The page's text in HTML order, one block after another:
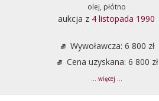
olej, płótno
aukcja z 4 listopada 1990
Wywoławcza: 6 800 zł
Cena uzyskana: 6 800 zł
... więcej ...